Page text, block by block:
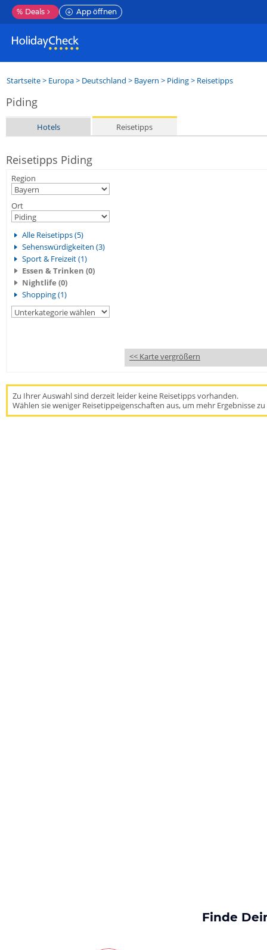
% Deals App öffnen
Startseite> Europa> Deutschland > Bayern > Piding> Reisetipps
Piding
Hotels Reisetipps
Reisetipps Piding
Region
Ort
Alle Reisetipps (5)
Sehenswürdigkeiten (3)
Sport & Freizeit (1)
Essen & Trinken (0)
Nightlife (0)
Shopping (1)
<< Karte vergrößern
Zu Ihrer Auswahl sind derzeit leider keine Reisetipps vorhanden.
Wählen sie weniger Reisetippeigenschaften aus, um mehr Ergebnisse
Finde